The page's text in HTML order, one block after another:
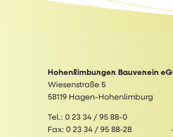
Hohenlimburger Bauverein eG
Wiesenstraße 5
58119 Hagen-Hohenlimburg
Tel.: 0 23 34 / 95 88-0
Fax: 0 23 34 / 95 88-28